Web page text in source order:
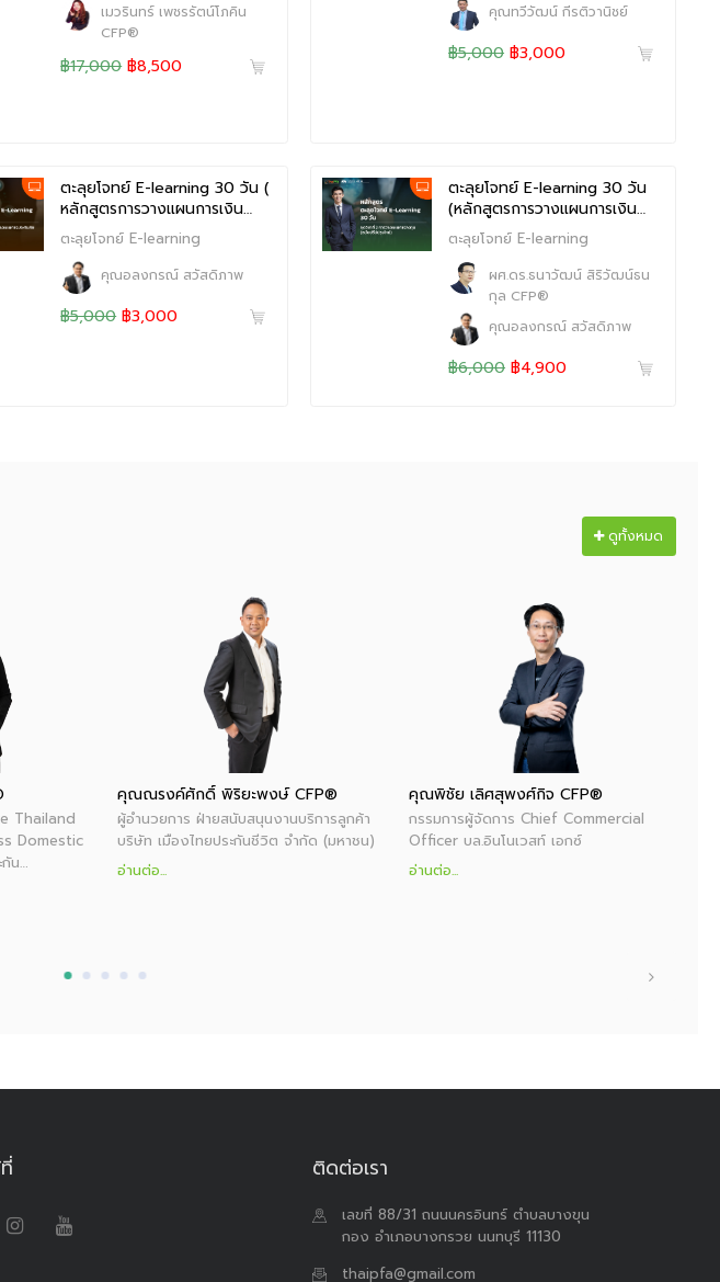
เมวรินทร์ เพชรรัตน์โภคิน
CFP®
฿17,000 ฿8,500
คุณทวีวัฒน์ กีรติวานิชย์
฿5,000 ฿3,000
ตะลุยโจทย์ E-learning 30 วัน (
หลักสูตรการวางแผนการเงิน…
ตะลุยโจทย์ E-learning
คุณอลงกรณ์ สวัสดิภาพ
฿5,000 ฿3,000
ตะลุยโจทย์ E-learning 30 วัน
(หลักสูตรการวางแผนการเงิน…
ตะลุยโจทย์ E-learning
ผศ.ดร.ธนาวัฒน์ สิริวัฒน์ธน
กุล CFP®
คุณอลงกรณ์ สวัสดิภาพ
฿6,000 ฿4,900
ดูทั้งหมด
Thailand
Domestic
น…
คุณณรงค์ศักดิ์ พิริยะพงษ์ CFP®
ผู้อำนวยการ ฝ่ายสนับสนุนงานบริการลูกค้า
บริษัท เมืองไทยประกันชีวิต จำกัด (มหาชน)
อ่านต่อ...
คุณพิชัย เลิศสุพงศ์กิจ CFP®
กรรมการผู้จัดการ Chief Commercial
Officer บล.อินโนเวสท์ เอกซ์
อ่านต่อ...
ติดต่อเรา
เลขที่ 88/31 ถนนนครอินทร์ ตำบลบางขุน
กอง อำเภอบางกรวย นนทบุรี 11130
thaipfa@gmail.com